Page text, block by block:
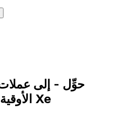
الأوقية الموريتانية | إكس إي Xe